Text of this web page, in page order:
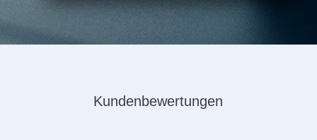
Kundenbewertungen